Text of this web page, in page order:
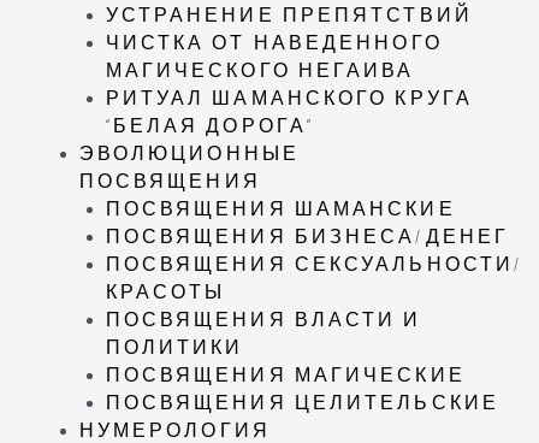
УСТРАНЕНИЕ ПРЕПЯТСТВИЙ
ЧИСТКА ОТ НАВЕДЕННОГО
МАГИЧЕСКОГО НЕГАИВА
РИТУАЛ ШАМАНСКОГО КРУГА
“БЕЛАЯ ДОРОГА”
ЭВОЛЮЦИОННЫЕ
ПОСВЯЩЕНИЯ
ПОСВЯЩЕНИЯ ШАМАНСКИЕ
ПОСВЯЩЕНИЯ БИЗНЕСА/ДЕНЕГ
ПОСВЯЩЕНИЯ СЕКСУАЛЬНОСТИ/
КРАСОТЫ
ПОСВЯЩЕНИЯ ВЛАСТИ И
ПОЛИТИКИ
ПОСВЯЩЕНИЯ МАГИЧЕСКИЕ
ПОСВЯЩЕНИЯ ЦЕЛИТЕЛЬСКИЕ
НУМЕРОЛОГИЯ